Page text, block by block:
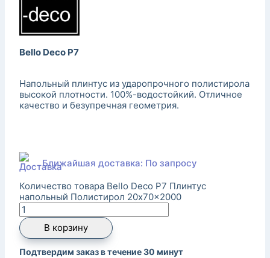
Bello Deco P7
Напольный плинтус из ударопрочного полистирола
высокой плотности. 100%-водостойкий. Отличное
качество и безупречная геометрия.
Ближайшая доставка: По запросу
Количество товара Bello Deco P7 Плинтус
напольный Полистирол 20x70x2000
В корзину
Подтвердим заказ в течение 30 минут